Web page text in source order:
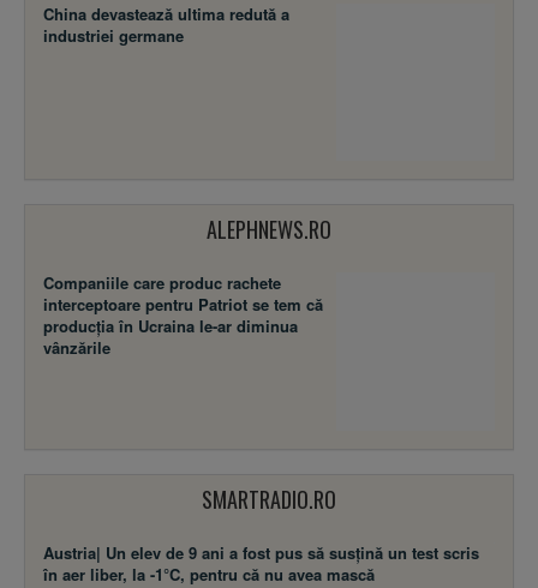
China devastează ultima redută a
industriei germane
ALEPHNEWS.RO
Companiile care produc rachete
interceptoare pentru Patriot se tem că
producția în Ucraina le-ar diminua
vânzările
SMARTRADIO.RO
Austria| Un elev de 9 ani a fost pus să susţină un test scris
în aer liber, la -1°C, pentru că nu avea mască